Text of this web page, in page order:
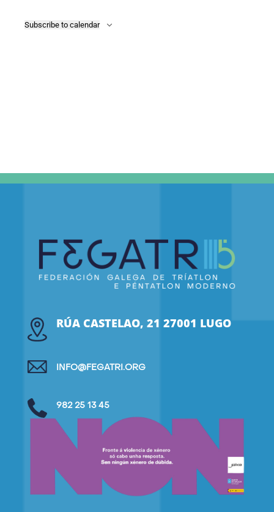
Subscribe to calendar
RÚA CASTELAO, 21 27001 LUGO
INFO@FEGATRI.ORG
982 25 13 45